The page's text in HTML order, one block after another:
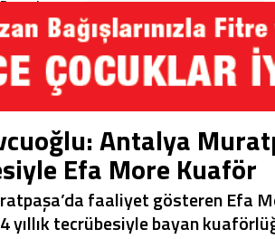
Antalya
Efa More Kuaför
faaliyet gösteren Efa
yıllık tecrübesiyle bayan